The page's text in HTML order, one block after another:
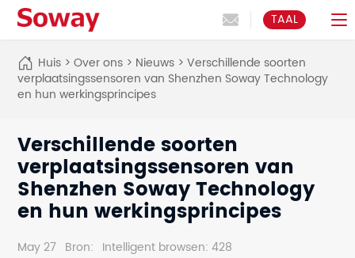
TAAL
Huis> Over ons> Nieuws> Verschillende soorten
verplaatsingssensoren van Shenzhen Soway Technology
en hun werkingsprincipes
Verschillende soorten
verplaatsingssensoren van
Shenzhen Soway Technology
en hun werkingsprincipes
May 27 Bron: Intelligent browsen: 428